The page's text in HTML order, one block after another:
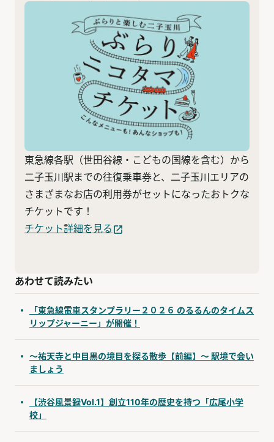
東急線各駅（世田谷線・こどもの国線を含む）から
二子玉川駅までの往復乗車券と、二子玉川エリアの
さまざまなお店の利用券がセットになったおトクな
チケットです！
チケット詳細を見る
あわせて読みたい
「東急線電車スタンプラリー２０２６ のるるんのタイムス
リップジャーニー」が開催！
〜祐天寺と中目黒の境目を探る散歩【前編】〜 駅境で会い
ましょう
【渋谷風景録Vol.1】創立110年の歴史を持つ「広尾小学
校」